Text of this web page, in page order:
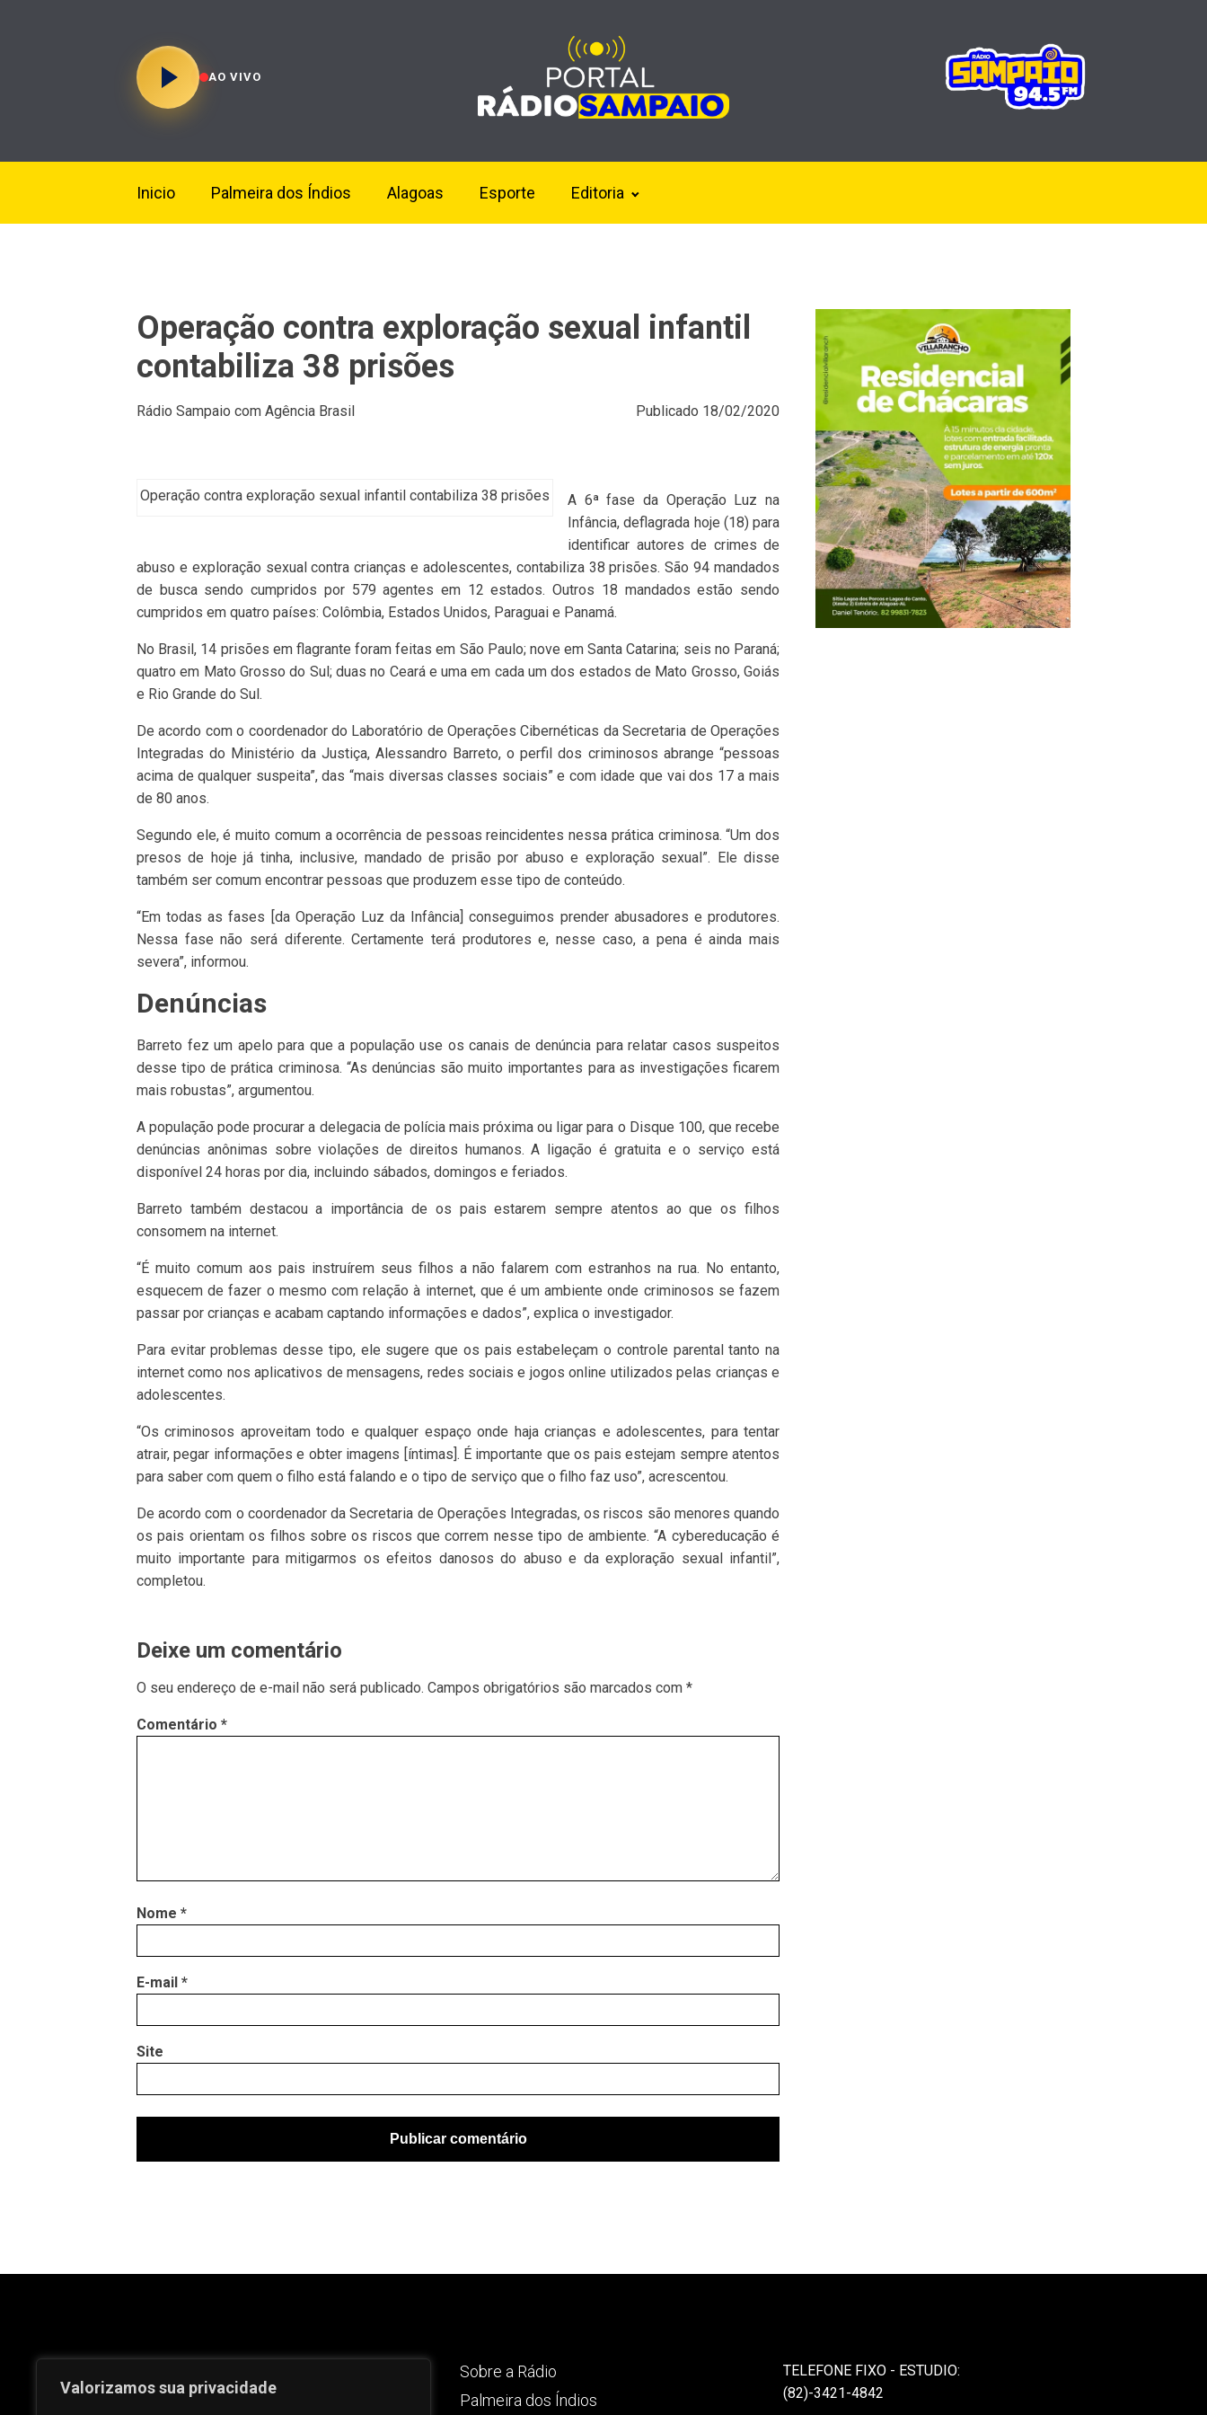
Valorizamos sua privacidade
AO VIVO
Inicio Palmeira dos Índios Alagoas Esporte Editoria
Operação contra exploração sexual infantil
contabiliza 38 prisões
Rádio Sampaio com Agência Brasil Publicado 18/02/2020
Operação contra exploração sexual infantil contabiliza 38 prisões
A 6ª fase da Operação Luz na
Infância, deflagrada hoje (18) para
identificar autores de crimes de
abuso e exploração sexual contra crianças e adolescentes, contabiliza 38 prisões. São 94 mandados
de busca sendo cumpridos por 579 agentes em 12 estados. Outros 18 mandados estão sendo
cumpridos em quatro países: Colômbia, Estados Unidos, Paraguai e Panamá.
No Brasil, 14 prisões em flagrante foram feitas em São Paulo; nove em Santa Catarina; seis no Paraná;
quatro em Mato Grosso do Sul; duas no Ceará e uma em cada um dos estados de Mato Grosso, Goiás
e Rio Grande do Sul.
De acordo com o coordenador do Laboratório de Operações Cibernéticas da Secretaria de Operações
Integradas do Ministério da Justiça, Alessandro Barreto, o perfil dos criminosos abrange “pessoas
acima de qualquer suspeita”, das “mais diversas classes sociais” e com idade que vai dos 17 a mais
de 80 anos.
Segundo ele, é muito comum a ocorrência de pessoas reincidentes nessa prática criminosa. “Um dos
presos de hoje já tinha, inclusive, mandado de prisão por abuso e exploração sexual”. Ele disse
também ser comum encontrar pessoas que produzem esse tipo de conteúdo.
“Em todas as fases [da Operação Luz da Infância] conseguimos prender abusadores e produtores.
Nessa fase não será diferente. Certamente terá produtores e, nesse caso, a pena é ainda mais
severa”, informou.
Denúncias
Barreto fez um apelo para que a população use os canais de denúncia para relatar casos suspeitos
desse tipo de prática criminosa. “As denúncias são muito importantes para as investigações ficarem
mais robustas”, argumentou.
A população pode procurar a delegacia de polícia mais próxima ou ligar para o Disque 100, que recebe
denúncias anônimas sobre violações de direitos humanos. A ligação é gratuita e o serviço está
disponível 24 horas por dia, incluindo sábados, domingos e feriados.
Barreto também destacou a importância de os pais estarem sempre atentos ao que os filhos
consomem na internet.
“É muito comum aos pais instruírem seus filhos a não falarem com estranhos na rua. No entanto,
esquecem de fazer o mesmo com relação à internet, que é um ambiente onde criminosos se fazem
passar por crianças e acabam captando informações e dados”, explica o investigador.
Para evitar problemas desse tipo, ele sugere que os pais estabeleçam o controle parental tanto na
internet como nos aplicativos de mensagens, redes sociais e jogos online utilizados pelas crianças e
adolescentes.
“Os criminosos aproveitam todo e qualquer espaço onde haja crianças e adolescentes, para tentar
atrair, pegar informações e obter imagens [íntimas]. É importante que os pais estejam sempre atentos
para saber com quem o filho está falando e o tipo de serviço que o filho faz uso”, acrescentou.
De acordo com o coordenador da Secretaria de Operações Integradas, os riscos são menores quando
os pais orientam os filhos sobre os riscos que correm nesse tipo de ambiente. “A cybereducação é
muito importante para mitigarmos os efeitos danosos do abuso e da exploração sexual infantil”,
completou.
Deixe um comentário
O seu endereço de e-mail não será publicado. Campos obrigatórios são marcados com *
Comentário *
Nome *
E-mail *
Site
Sobre a Rádio
Palmeira dos Índios
TELEFONE FIXO - ESTUDIO:
(82)-3421-4842